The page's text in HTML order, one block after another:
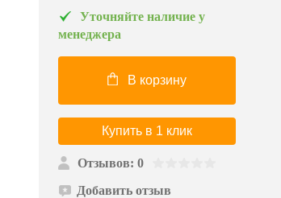
Уточняйте наличие у
менеджера
В корзину
Купить в 1 клик
Отзывов: 0
Добавить отзыв